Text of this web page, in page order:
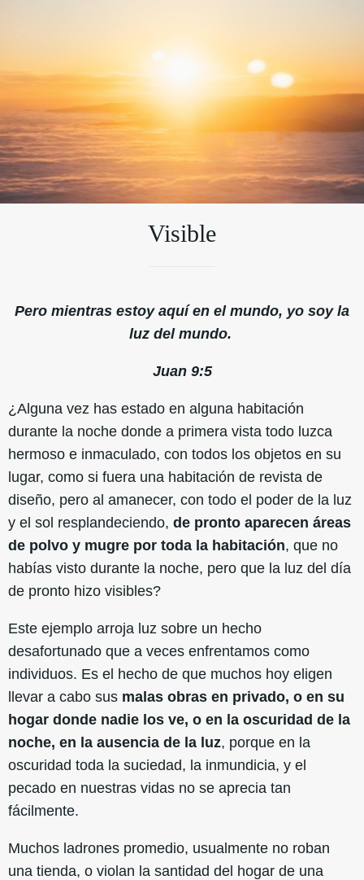
Visible
Pero mientras estoy aquí en el mundo, yo soy la
luz del mundo.
Juan 9:5
¿Alguna vez has estado en alguna habitación
durante la noche donde a primera vista todo luzca
hermoso e inmaculado, con todos los objetos en su
lugar, como si fuera una habitación de revista de
diseño, pero al amanecer, con todo el poder de la luz
y el sol resplandeciendo, de pronto aparecen áreas
de polvo y mugre por toda la habitación, que no
habías visto durante la noche, pero que la luz del día
de pronto hizo visibles?
Este ejemplo arroja luz sobre un hecho
desafortunado que a veces enfrentamos como
individuos. Es el hecho de que muchos hoy eligen
llevar a cabo sus malas obras en privado, o en su
hogar donde nadie los ve, o en la oscuridad de la
noche, en la ausencia de la luz, porque en la
oscuridad toda la suciedad, la inmundicia, y el
pecado en nuestras vidas no se aprecia tan
fácilmente.
Muchos ladrones promedio, usualmente no roban
una tienda, o violan la santidad del hogar de una